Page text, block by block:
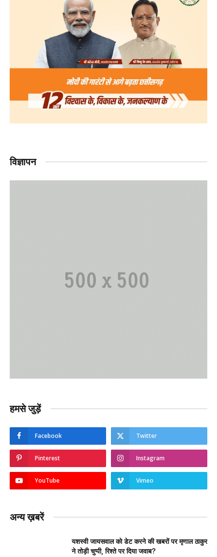
विज्ञापन
हमसे जुड़ें
Facebook Twitter
Pinterest Instagram
YouTube Vimeo
अन्य ख़बरें
यशस्वी जायसवाल को डेट करने की खबरों पर मृणाल ठाकुर
ने तोड़ी चुप्पी, रिश्ते पर दिया जवाब?